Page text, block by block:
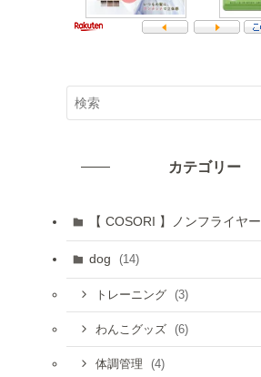
カテゴリー
【 COSORI 】ノンフライヤー
dog (14)
トレーニング (3)
わんこグッズ (6)
体調管理 (4)